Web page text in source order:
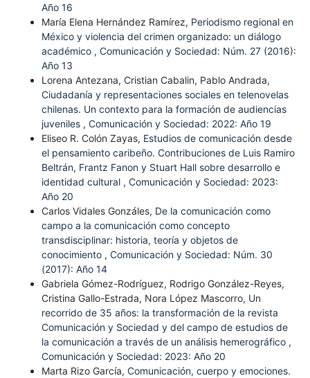
Año 16
María Elena Hernández Ramírez, Periodismo regional en
México y violencia del crimen organizado: un diálogo
académico , Comunicación y Sociedad: Núm. 27 (2016):
Año 13
Lorena Antezana, Cristian Cabalin, Pablo Andrada,
Ciudadanía y representaciones sociales en telenovelas
chilenas. Un contexto para la formación de audiencias
juveniles , Comunicación y Sociedad: 2022: Año 19
Eliseo R. Colón Zayas, Estudios de comunicación desde
el pensamiento caribeño. Contribuciones de Luis Ramiro
Beltrán, Frantz Fanon y Stuart Hall sobre desarrollo e
identidad cultural , Comunicación y Sociedad: 2023:
Año 20
Carlos Vidales Gonzáles, De la comunicación como
campo a la comunicación como concepto
transdisciplinar: historia, teoría y objetos de
conocimiento , Comunicación y Sociedad: Núm. 30
(2017): Año 14
Gabriela Gómez-Rodríguez, Rodrigo González-Reyes,
Cristina Gallo-Estrada, Nora López Mascorro, Un
recorrido de 35 años: la transformación de la revista
Comunicación y Sociedad y del campo de estudios de
la comunicación a través de un análisis hemerográfico ,
Comunicación y Sociedad: 2023: Año 20
Marta Rizo García, Comunicación, cuerpo y emociones.